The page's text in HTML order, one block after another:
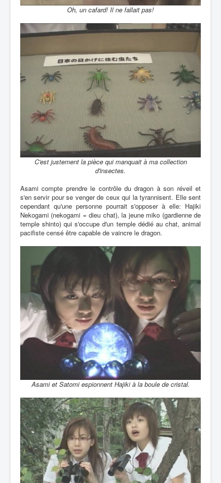
Oh, un cafard! Il ne fallait pas!
C'est justement la pièce qui manquait à ma collection
d'insectes.
Asami compte prendre le contrôle du dragon à son réveil et
s'en servir pour se venger de ceux qui la tyrannisent. Elle sent
cependant qu'une personne pourrait s'opposer à elle: Hajiki
Nekogami (nekogami = dieu chat), la jeune miko (gardienne de
temple shinto) qui s'occupe d'un temple dédié au chat, animal
pacifiste censé être capable de vaincre le dragon.
Asami et Satomi espionnent Hajiki à la boule de cristal.